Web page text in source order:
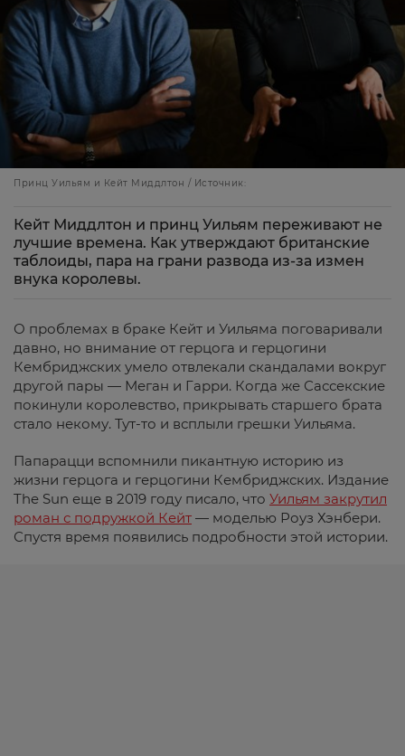
Принц Уильям и Кейт Миддлтон / Источник:
Кейт Миддлтон и принц Уильям переживают не
лучшие времена. Как утверждают британские
таблоиды, пара на грани развода из-за измен
внука королевы.
О проблемах в браке Кейт и Уильяма поговаривали
давно, но внимание от герцога и герцогини
Кембриджских умело отвлекали скандалами вокруг
другой пары — Меган и Гарри. Когда же Сассекские
покинули королевство, прикрывать старшего брата
стало некому. Тут-то и всплыли грешки Уильяма.
Папарацци вспомнили пикантную историю из
жизни герцога и герцогини Кембриджских. Издание
The Sun еще в 2019 году писало, что Уильям закрутил
роман с подружкой Кейт — моделью Роуз Хэнбери.
Спустя время появились подробности этой истории.